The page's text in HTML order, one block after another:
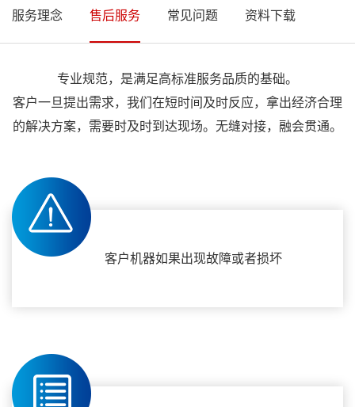
服务理念 售后服务 常见问题 资料下载
专业规范，是满足高标准服务品质的基础。
客户一旦提出需求，我们在短时间及时反应，拿出经济合理
的解决方案，需要时及时到达现场。无缝对接，融会贯通。
客户机器如果出现故障或者损坏